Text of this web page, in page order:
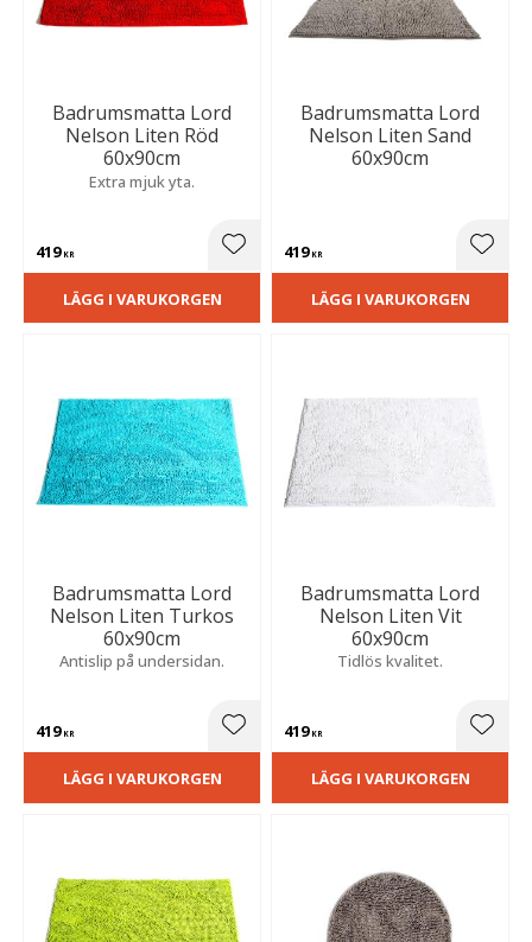
Badrumsmatta Lord
Nelson Liten Röd
60x90cm
Extra mjuk yta.
419KR Lägg till i favoriter
LÄGG I VARUKORGEN
Badrumsmatta Lord
Nelson Liten Sand
60x90cm
419KR
LÄGG I VARUKORGEN
Badrumsmatta Lord
Nelson Liten Turkos
60x90cm
Antislip på undersidan.
419KR Lägg till i favoriter
LÄGG I VARUKORGEN
Badrumsmatta Lord
Nelson Liten Vit
60x90cm
Tidlös kvalitet.
419KR
LÄGG I VARUKORGEN